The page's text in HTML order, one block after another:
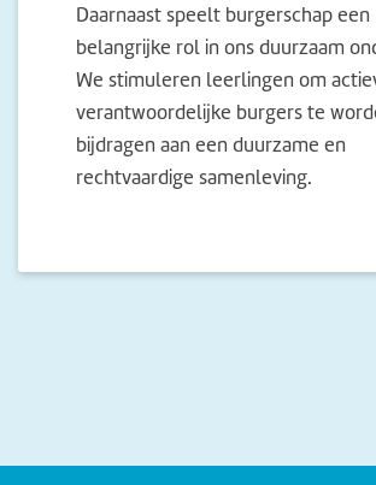
Daarnaast speelt burgerschap een
belangrijke rol in ons duurzaam
We stimuleren leerlingen om
verantwoordelijke burgers te
bijdragen aan een duurzame en
rechtvaardige samenleving.